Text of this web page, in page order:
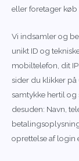
eller foretager køb
Vi indsamler og
unikt ID og
mobiltelefon, dit
sider du klikker på
samtykke hertil
desuden: Navn,
oprettelse af login